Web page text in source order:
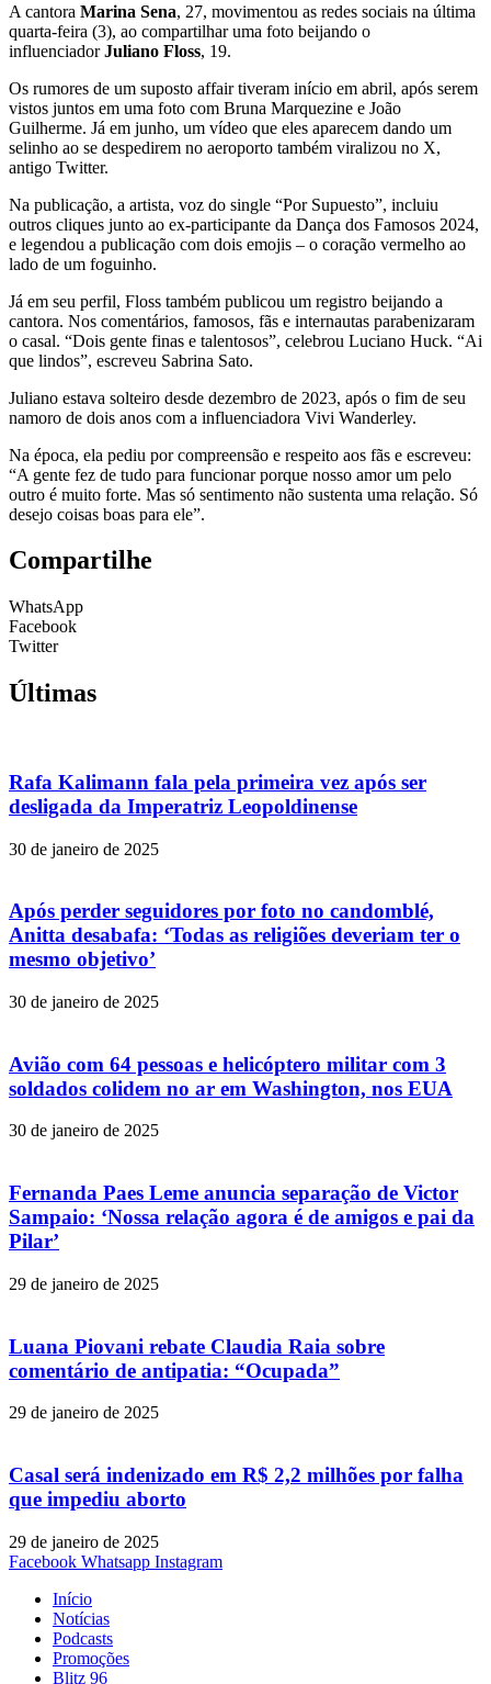
A cantora Marina Sena, 27, movimentou as redes sociais na última
quarta-feira (3), ao compartilhar uma foto beijando o
influenciadorJuliano Floss, 19.
Os rumores de um suposto affair tiveram início em abril, após serem
vistos juntos em uma foto com Bruna Marquezine e João
Guilherme. Já em junho, um vídeo que eles aparecem dando um
selinho ao se despedirem no aeroporto também viralizou no X,
antigo Twitter.
Na publicação, a artista, voz do single “Por Supuesto”, incluiu
outros cliques junto ao ex-participante da Dança dos Famosos 2024,
e legendou a publicação com dois emojis – o coração vermelho ao
lado de um foguinho.
Já em seu perfil, Floss também publicou um registro beijando a
cantora. Nos comentários, famosos, fãs e internautas parabenizaram
o casal. “Dois gente finas e talentosos”, celebrou Luciano Huck. “Ai
que lindos”, escreveu Sabrina Sato.
Juliano estava solteiro desde dezembro de 2023, após o fim de seu
namoro de dois anos com a influenciadora Vivi Wanderley.
Na época, ela pediu por compreensão e respeito aos fãs e escreveu:
“A gente fez de tudo para funcionar porque nosso amor um pelo
outro é muito forte. Mas só sentimento não sustenta uma relação. Só
desejo coisas boas para ele”.
Compartilhe
WhatsApp
Facebook
Twitter
Últimas
Rafa Kalimann fala pela primeira vez após ser
desligada da Imperatriz Leopoldinense
30 de janeiro de 2025
Após perder seguidores por foto no candomblé,
Anitta desabafa: ‘Todas as religiões deveriam ter o
mesmo objetivo’
30 de janeiro de 2025
Avião com 64 pessoas e helicóptero militar com 3
soldados colidem no ar em Washington, nos EUA
30 de janeiro de 2025
Fernanda Paes Leme anuncia separação de Victor
Sampaio: ‘Nossa relação agora é de amigos e pai da
Pilar’
29 de janeiro de 2025
Luana Piovani rebate Claudia Raia sobre
comentário de antipatia: “Ocupada”
29 de janeiro de 2025
Casal será indenizado em R$ 2,2 milhões por falha
que impediu aborto
29 de janeiro de 2025
Facebook Whatsapp Instagram
Início
Notícias
Podcasts
Promoções
Blitz 96